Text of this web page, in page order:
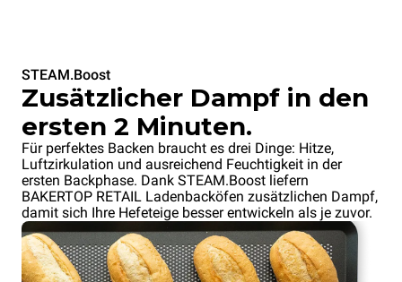
STEAM.Boost
Zusätzlicher Dampf in den
ersten 2 Minuten.
Für perfektes Backen braucht es drei Dinge: Hitze,
Luftzirkulation und ausreichend Feuchtigkeit in der
ersten Backphase. Dank STEAM.Boost liefern
BAKERTOP RETAIL Ladenbacköfen zusätzlichen Dampf,
damit sich Ihre Hefeteige besser entwickeln als je zuvor.